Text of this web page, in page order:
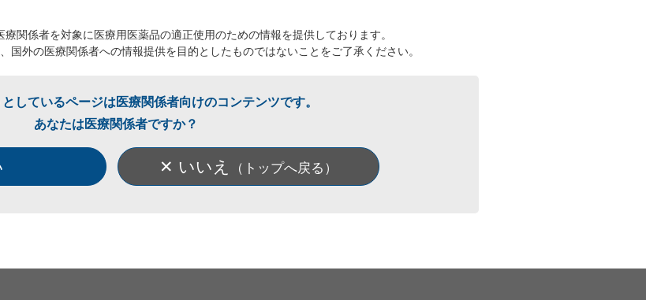
関係者を対象に医療用医薬品の適正使用のための情報を提供しております。
国外の医療関係者への情報提供を目的としたものではないことをご了承ください。
しているページは医療関係者向けのコンテンツです。
あなたは医療関係者ですか？
✕ いいえ （トップへ戻る）